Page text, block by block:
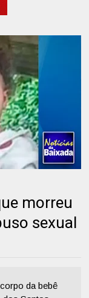
morreu
sexual
da bebê